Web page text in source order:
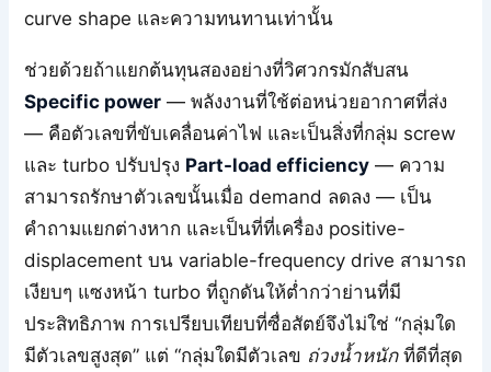
curve shape และความทนทานเท่านั้น
ช่วยด้วยถ้าแยกต้นทุนสองอย่างที่วิศวกรมักสับสน
Specific power — พลังงานที่ใช้ต่อหน่วยอากาศที่ส่ง
— คือตัวเลขที่ขับเคลื่อนค่าไฟ และเป็นสิ่งที่กลุ่ม screw
และ turbo ปรับปรุง Part-load efficiency — ความ
สามารถรักษาตัวเลขนั้นเมื่อ demand ลดลง — เป็น
คำถามแยกต่างหาก และเป็นที่ที่เครื่อง positive-
displacement บน variable-frequency drive สามารถ
เงียบๆ แซงหน้า turbo ที่ถูกดันให้ต่ำกว่าย่านที่มี
ประสิทธิภาพ การเปรียบเทียบที่ซื่อสัตย์จึงไม่ใช่ “กลุ่มใด
มีตัวเลขสูงสุด” แต่ “กลุ่มใดมีตัวเลข ถ่วงน้ำหนักที่ดีที่สุด